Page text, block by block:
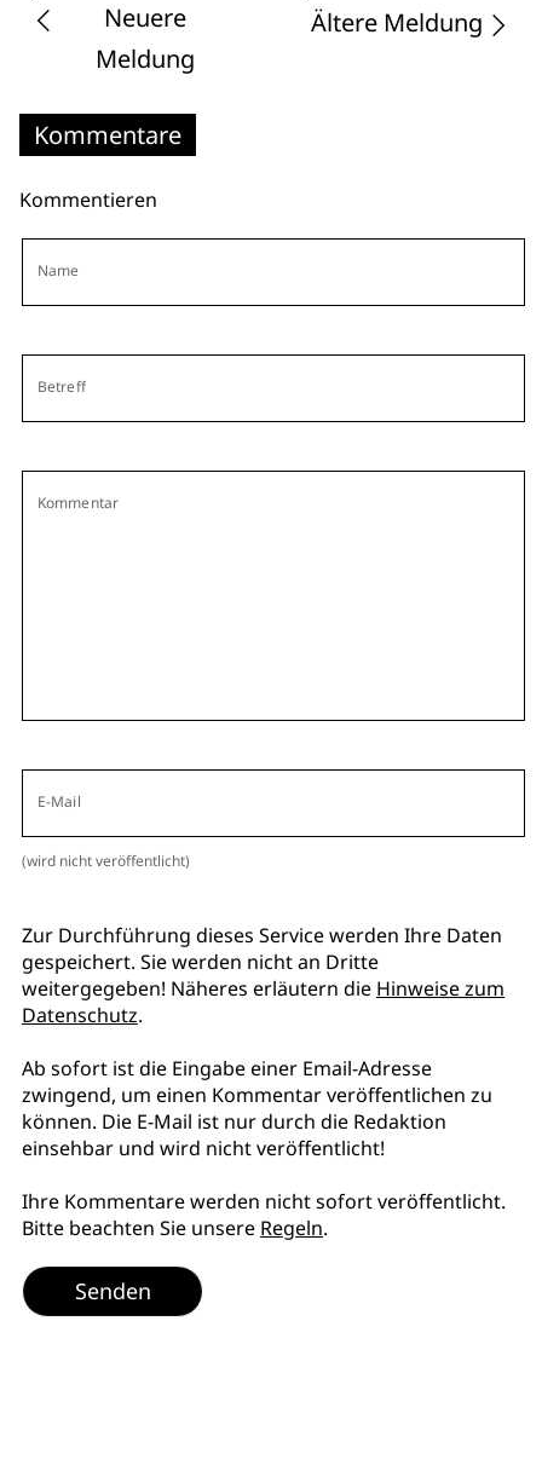
Neuere
Meldung
Ältere Meldung
Kommentare
Kommentieren
Name
Betreff
Kommentar
E-Mail
(wird nicht veröffentlicht)
Zur Durchführung dieses Service werden Ihre Daten
gespeichert. Sie werden nicht an Dritte
weitergegeben! Näheres erläutern die Hinweise zum
Datenschutz.
Ab sofort ist die Eingabe einer Email-Adresse
zwingend, um einen Kommentar veröffentlichen zu
können. Die E-Mail ist nur durch die Redaktion
einsehbar und wird nicht veröffentlicht!
Ihre Kommentare werden nicht sofort veröffentlicht.
Bitte beachten Sie unsere Regeln.
Senden